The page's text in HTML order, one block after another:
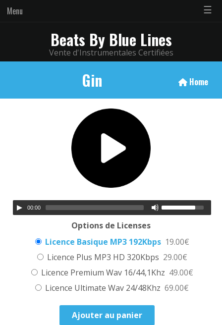
Menu ☰
Beats By Blue Lines
Vente d'Instrumentales Certifiées
Gin Home
00:00
Options de Licenses
Licence Basique MP3 192Kbps 19.00€
Licence Plus MP3 HD 320Kbps 29.00€
Licence Premium Wav 16/44,1Khz 49.00€
Licence Ultimate Wav 24/48Khz 69.00€
Ajouter au panier